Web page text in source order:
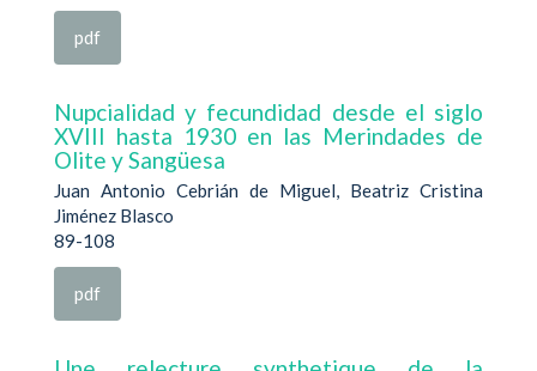
pdf
Nupcialidad y fecundidad desde el siglo
XVIII hasta 1930 en las Merindades de
Olite y Sangüesa
Juan Antonio Cebrián de Miguel, Beatriz Cristina
Jiménez Blasco
89-108
pdf